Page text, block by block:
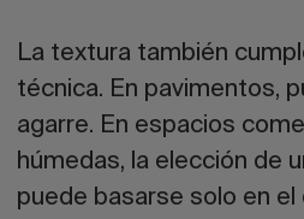
La textura también
técnica. En pavimentos,
agarre. En espacios
húmedas, la elección de
puede basarse solo en el